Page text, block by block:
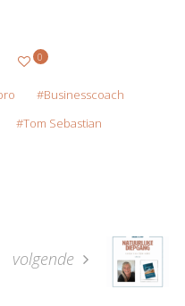
0
Businesscoach
Tom Sebastian
volgende